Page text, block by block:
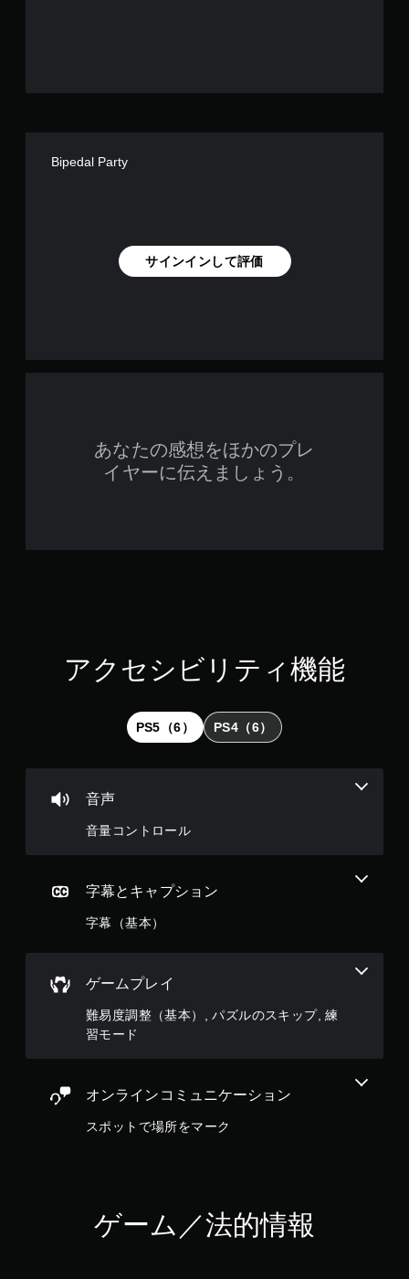
Bipedal Party
サインインして評価
あなたの感想をほかのプレ
イヤーに伝えましょう。
アクセシビリティ機能
PS5（6） PS4（6）
音声
音量コントロール
字幕とキャプション
字幕（基本）
ゲームプレイ
難易度調整（基本）, パズルのスキップ, 練
習モード
オンラインコミュニケーション
スポットで場所をマーク
ゲーム／法的情報